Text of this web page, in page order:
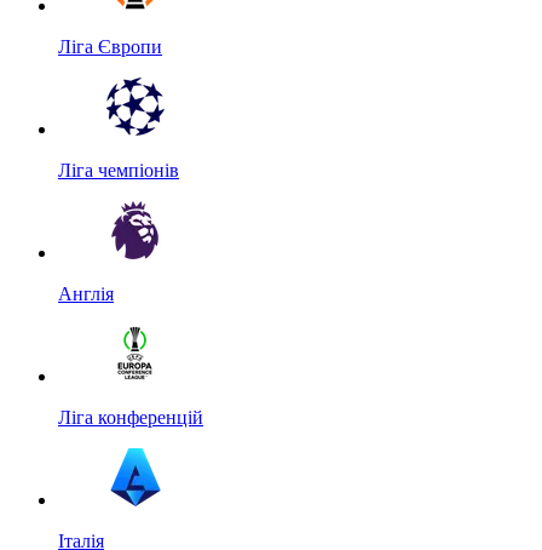
Ліга Європи
Ліга чемпіонів
Англія
Ліга конференцій
Італія